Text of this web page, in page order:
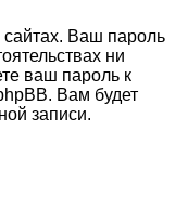
Ваш пароль
ни
ваш пароль к
Вам будет
записи.